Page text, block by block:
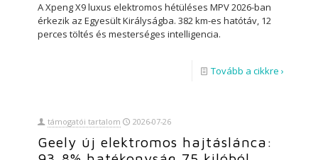
A Xpeng X9 luxus elektromos hétüléses MPV 2026-ban
érkezik az Egyesült Királyságba. 382 km-es hatótáv, 12
perces töltés és mesterséges intelligencia.
Tovább a cikkre ›
támogatói tartalom 2026-07-26
Geely új elektromos hajtáslánca: